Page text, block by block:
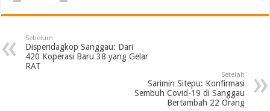
Sebelum
Disperidagkop Sanggau: Dari
420 Koperasi Baru 38 yang Gelar
RAT
Setelah
Sarimin Sitepu: Konfirmasi
Sembuh Covid-19 di Sanggau
Bertambah 22 Orang